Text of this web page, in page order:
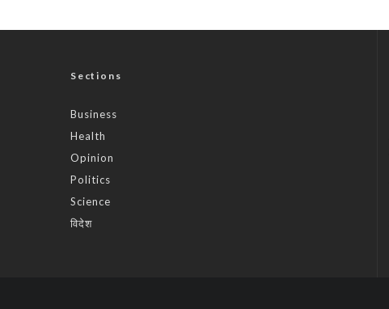
Sections
Business
Health
Opinion
Politics
Science
विदेश